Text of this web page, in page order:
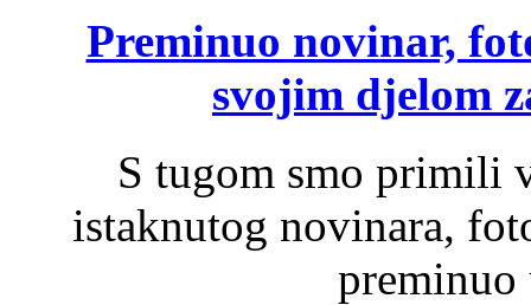
Preminuo novinar,
svojim djelom
S tugom smo primili
istaknutog novinara,